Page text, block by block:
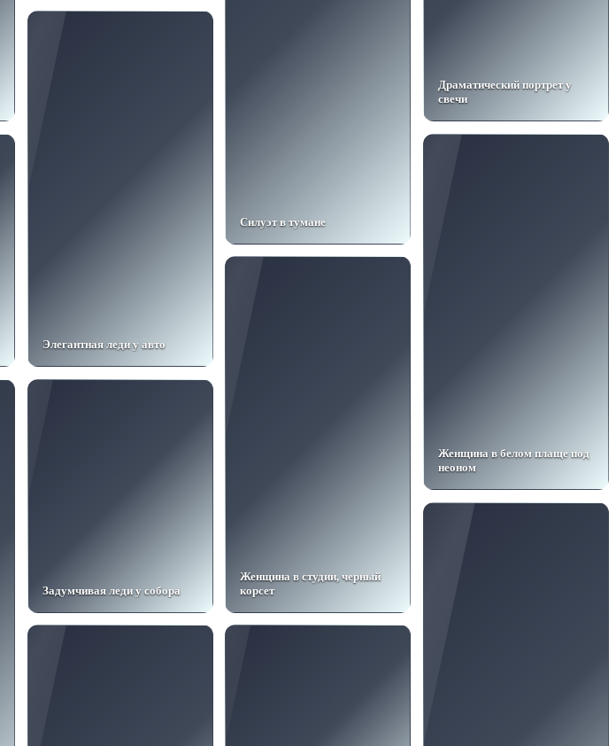
Силуэт в тумане
Драматический портрет у
свечи
Элегантная леди у авто
Женщина в белом плаще под
неоном
Женщина в студии, черный
корсет
Задумчивая леди у собора